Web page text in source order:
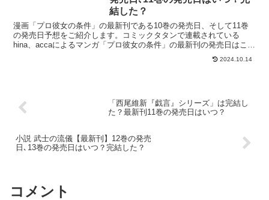
結した？
漫画「プロ彼女の条件」の最新刊である10巻の発売日、そして11巻
の発売日予想をご紹介します。コミックタタンで連載されている
hina、accaによるマンガ「プロ彼女の条件」の最新刊の発売日はこち
2024.10.14
「西尾維新『戯言』シリーズ」は完結し
た？最新刊11巻の発売日はいつ？
小説 武士の流儀【最新刊】12巻の発売
日､13巻の発売日はいつ？完結した？
コメント